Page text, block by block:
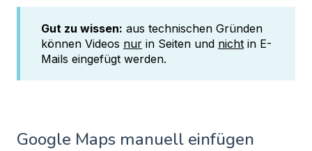
Gut zu wissen: aus technischen Gründen
können Videos nur in Seiten und nicht in E-
Mails eingefügt werden.
Google Maps manuell einfügen